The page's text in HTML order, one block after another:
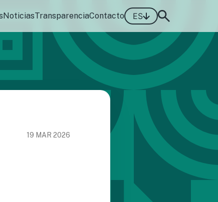
NoticiasTransparenciaContacto ES
19 MAR 2026